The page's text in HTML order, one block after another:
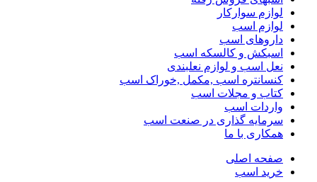
لوازم سوارکار
لوازم اسب
داروهای اسب
اسبکش و کالسکه اسب
نعل اسب و لوازم نعلبندی
کنسانتره اسب ,مکمل ,خوراک اسب
کتاب و مجلات اسب
واردات اسب
سرمایه گذاری در صنعت اسب
همکاری با ما
صفحه اصلی
خرید اسب